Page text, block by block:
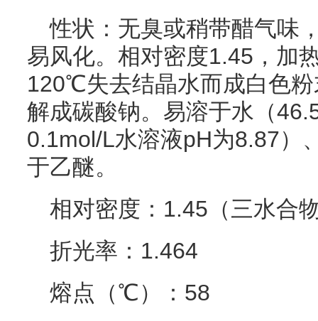
性状：无臭或稍带醋气味
易风化。相对密度1.45，加
120℃失去结晶水而成白色
解成碳酸钠。易溶于水（
0.1mol/L水溶液pH为8.87）
于乙醚。
相对密度：1.45（三水合
折光率：1.464
熔点（℃）：58